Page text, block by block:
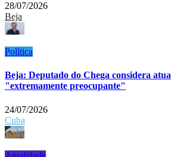
28/07/2026
Beja
Política
Beja: Deputado do Chega considera
"extremamente preocupante"
24/07/2026
Cuba